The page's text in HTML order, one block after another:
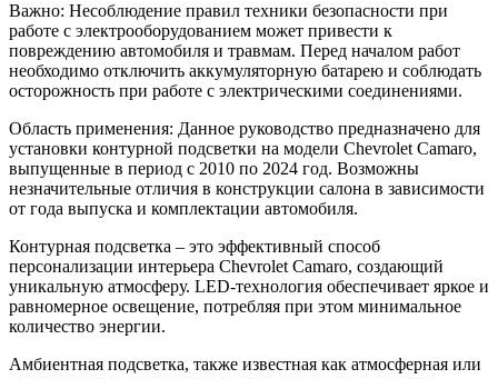
Важно: Несоблюдение правил техники безопасности при
работе с электрооборудованием может привести к
повреждению автомобиля и травмам. Перед началом работ
необходимо отключить аккумуляторную батарею и соблюдать
осторожность при работе с электрическими соединениями.
Область применения: Данное руководство предназначено для
установки контурной подсветки на модели Chevrolet Camaro,
выпущенные в период с 2010 по 2024 год. Возможны
незначительные отличия в конструкции салона в зависимости
от года выпуска и комплектации автомобиля.
Контурная подсветка – это эффективный способ
персонализации интерьера Chevrolet Camaro, создающий
уникальную атмосферу. LED-технология обеспечивает яркое и
равномерное освещение, потребляя при этом минимальное
количество энергии.
Амбиентная подсветка, также известная как атмосферная или